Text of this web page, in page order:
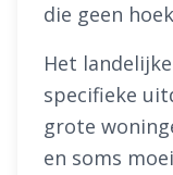
die geen
Het
specifieke
grote
en soms